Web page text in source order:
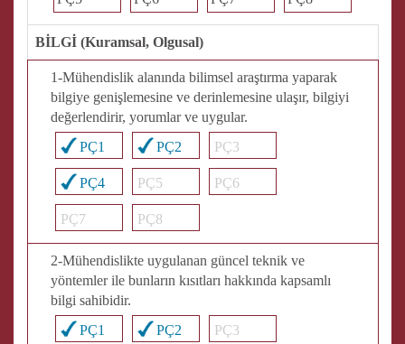
BİLGİ (Kuramsal, Olgusal)
1-Mühendislik alanında bilimsel araştırma yaparak
bilgiye genişlemesine ve derinlemesine ulaşır, bilgiyi
değerlendirir, yorumlar ve uygular.
PÇ1
PÇ2 PÇ3
PÇ4 PÇ5 PÇ6
PÇ7 PÇ8
2-Mühendislikte uygulanan güncel teknik ve
yöntemler ile bunların kısıtları hakkında kapsamlı
bilgi sahibidir.
PÇ1
PÇ2 PÇ3